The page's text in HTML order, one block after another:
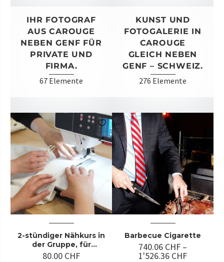
IHR FOTOGRAF
AUS CAROUGE
NEBEN GENF FÜR
PRIVATE UND
FIRMA.
67 Elemente
KUNST UND
FOTOGALERIE IN
CAROUGE
GLEICH NEBEN
GENF – SCHWEIZ.
276 Elemente

2-stündiger Nähkurs in
der Gruppe, für
Anfänger⋅e
80.00 CHF
Barbecue Cigarette
740.06 CHF –
1'526.36 CHF